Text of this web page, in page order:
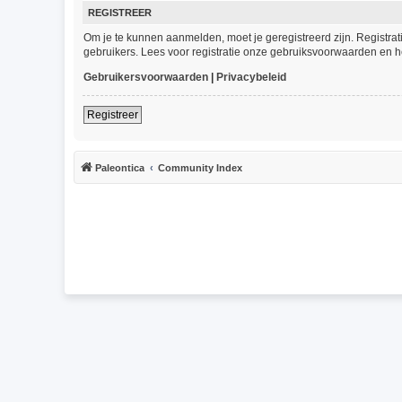
REGISTREER
Om je te kunnen aanmelden, moet je geregistreerd zijn.
gebruikers. Lees voor registratie onze gebruiksvoorwaarden en
Gebruikersvoorwaarden | Privacybeleid
Registreer
Paleontica Community Index